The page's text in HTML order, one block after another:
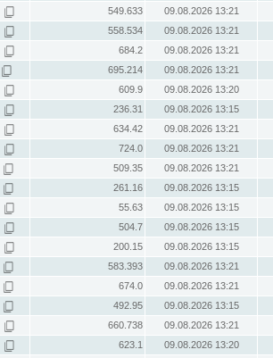
549.633
09.08.2026 13:21
558.534
09.08.2026 13:21
684.2
09.08.2026 13:21
695.214
09.08.2026 13:21
609.9
09.08.2026 13:20
236.31
09.08.2026 13:15
634.42
09.08.2026 13:21
724.0
09.08.2026 13:21
509.35
09.08.2026 13:21
261.16
09.08.2026 13:15
55.63
09.08.2026 13:15
504.7
09.08.2026 13:15
200.15
09.08.2026 13:15
583.393
09.08.2026 13:21
674.0
09.08.2026 13:21
492.95
09.08.2026 13:15
660.738
09.08.2026 13:21
623.1
09.08.2026 13:20